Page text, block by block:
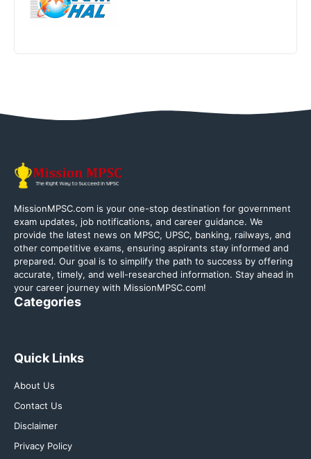
MissionMPSC.com is your one-stop destination for government
exam updates, job notifications, and career guidance. We
provide the latest news on MPSC, UPSC, banking, railways, and
other competitive exams, ensuring aspirants stay informed and
prepared. Our goal is to simplify the path to success by offering
accurate, timely, and well-researched information. Stay ahead in
your career journey with MissionMPSC.com!
Categories
Quick Links
About Us
Contact Us
Disclaimer
Privacy Policy